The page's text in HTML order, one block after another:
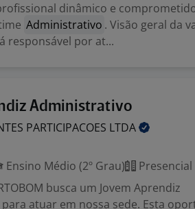
dinâmico e
Administrativo . Visão geral da
responsável por at...
Administrativo
PARTICIPACOES LTDA
Ensino Médio (2º Grau)
Presencial
busca um Jovem Aprendiz
para atuar em nossa sede. Esta